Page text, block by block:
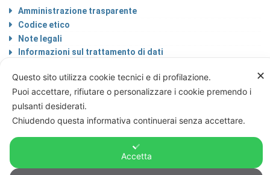
Amministrazione trasparente
Codice etico
Note legali
Informazioni sul trattamento di dati
Privacy & Cookie Policy
Home
© FIRST CISL - C.F. 80122130588
✕
Questo sito utilizza cookie tecnici e di profilazione.
Puoi accettare, rifiutare o personalizzare i cookie premendo i
pulsanti desiderati.
Chiudendo questa informativa continuerai senza accettare.
Accetta